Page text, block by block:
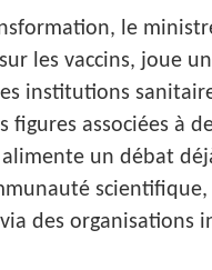
le
les vaccins, joue
institutions
figures associées à
un débat
des organisations